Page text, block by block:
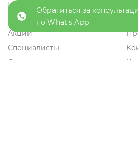
Направления
Цены
Акции
Специалисты
Отзывы
Обратиться за
по What's App